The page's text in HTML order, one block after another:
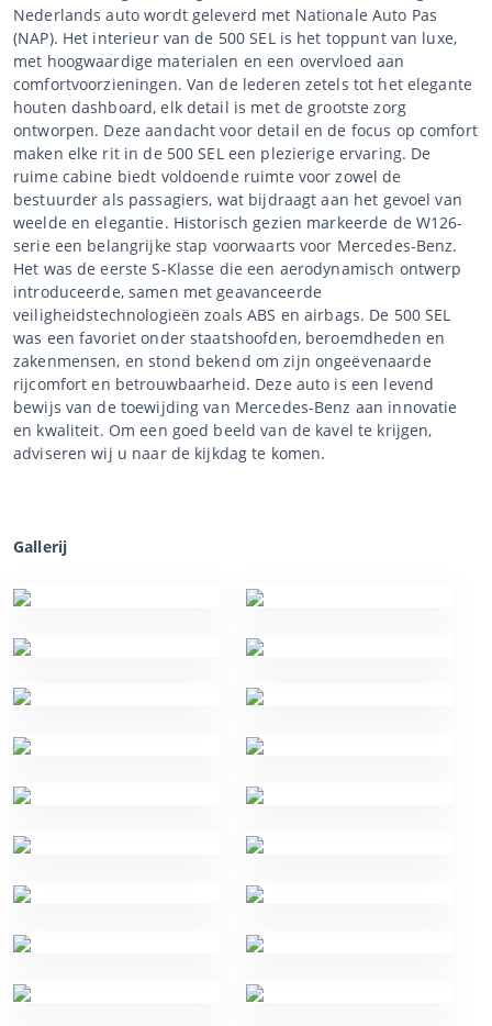
Nederlands auto wordt geleverd met Nationale Auto Pas
(NAP). Het interieur van de 500 SEL is het toppunt van luxe,
met hoogwaardige materialen en een overvloed aan
comfortvoorzieningen. Van de lederen zetels tot het elegante
houten dashboard, elk detail is met de grootste zorg
ontworpen. Deze aandacht voor detail en de focus op comfort
maken elke rit in de 500 SEL een plezierige ervaring. De
ruime cabine biedt voldoende ruimte voor zowel de
bestuurder als passagiers, wat bijdraagt aan het gevoel van
weelde en elegantie. Historisch gezien markeerde de W126-
serie een belangrijke stap voorwaarts voor Mercedes-Benz.
Het was de eerste S-Klasse die een aerodynamisch ontwerp
introduceerde, samen met geavanceerde
veiligheidstechnologieën zoals ABS en airbags. De 500 SEL
was een favoriet onder staatshoofden, beroemdheden en
zakenmensen, en stond bekend om zijn ongeëvenaarde
rijcomfort en betrouwbaarheid. Deze auto is een levend
bewijs van de toewijding van Mercedes-Benz aan innovatie
en kwaliteit. Om een goed beeld van de kavel te krijgen,
adviseren wij u naar de kijkdag te komen.
Gallerij